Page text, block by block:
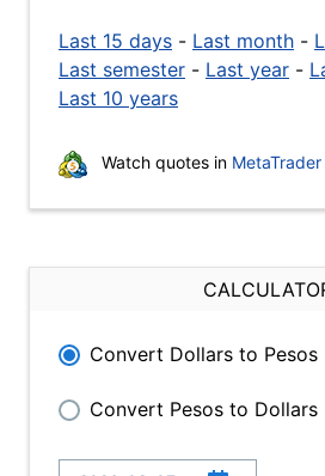
Last 15 days - Last month -
Last semester - Last year -
Last 10 years
Watch quotes in MetaTrader
Convert Dollars to Pesos
Convert Pesos to Dollars